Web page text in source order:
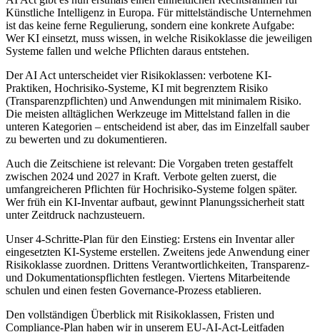
Künstliche Intelligenz in Europa. Für mittelständische Unternehmen
ist das keine ferne Regulierung, sondern eine konkrete Aufgabe:
Wer KI einsetzt, muss wissen, in welche Risikoklasse die jeweiligen
Systeme fallen und welche Pflichten daraus entstehen.
Der AI Act unterscheidet vier Risikoklassen: verbotene KI-
Praktiken, Hochrisiko-Systeme, KI mit begrenztem Risiko
(Transparenzpflichten) und Anwendungen mit minimalem Risiko.
Die meisten alltäglichen Werkzeuge im Mittelstand fallen in die
unteren Kategorien – entscheidend ist aber, das im Einzelfall sauber
zu bewerten und zu dokumentieren.
Auch die Zeitschiene ist relevant: Die Vorgaben treten gestaffelt
zwischen 2024 und 2027 in Kraft. Verbote gelten zuerst, die
umfangreicheren Pflichten für Hochrisiko-Systeme folgen später.
Wer früh ein KI-Inventar aufbaut, gewinnt Planungssicherheit statt
unter Zeitdruck nachzusteuern.
Unser 4-Schritte-Plan für den Einstieg: Erstens ein Inventar aller
eingesetzten KI-Systeme erstellen. Zweitens jede Anwendung einer
Risikoklasse zuordnen. Drittens Verantwortlichkeiten, Transparenz-
und Dokumentationspflichten festlegen. Viertens Mitarbeitende
schulen und einen festen Governance-Prozess etablieren.
Den vollständigen Überblick mit Risikoklassen, Fristen und
Compliance-Plan haben wir in unserem EU-AI-Act-Leitfaden